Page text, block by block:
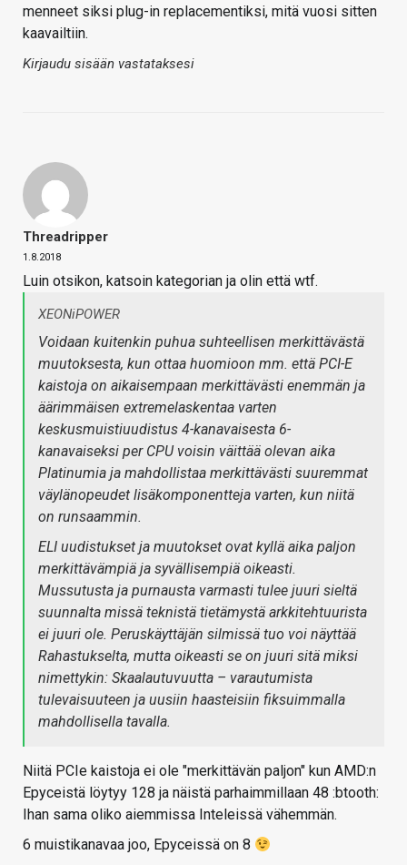
menneet siksi plug-in replacementiksi, mitä vuosi sitten
kaavailtiin.
Kirjaudu sisään vastataksesi
Threadripper
1.8.2018
Luin otsikon, katsoin kategorian ja olin että wtf.
XEONiPOWER
Voidaan kuitenkin puhua suhteellisen merkittävästä
muutoksesta, kun ottaa huomioon mm. että PCI-E
kaistoja on aikaisempaan merkittävästi enemmän ja
äärimmäisen extremelaskentaa varten
keskusmuistiuudistus 4-kanavaisesta 6-
kanavaiseksi per CPU voisin väittää olevan aika
Platinumia ja mahdollistaa merkittävästi suuremmat
väylänopeudet lisäkomponentteja varten, kun niitä
on runsaammin.
ELI uudistukset ja muutokset ovat kyllä aika paljon
merkittävämpiä ja syvällisempiä oikeasti.
Mussutusta ja purnausta varmasti tulee juuri sieltä
suunnalta missä teknistä tietämystä arkkitehtuurista
ei juuri ole. Peruskäyttäjän silmissä tuo voi näyttää
Rahastukselta, mutta oikeasti se on juuri sitä miksi
nimettykin: Skaalautuvuutta – varautumista
tulevaisuuteen ja uusiin haasteisiin fiksuimmalla
mahdollisella tavalla.
Niitä PCIe kaistoja ei ole "merkittävän paljon" kun AMD:n
Epyceistä löytyy 128 ja näistä parhaimmillaan 48 :btooth:
Ihan sama oliko aiemmissa Inteleissä vähemmän.
6 muistikanavaa joo, Epyceissä on 8